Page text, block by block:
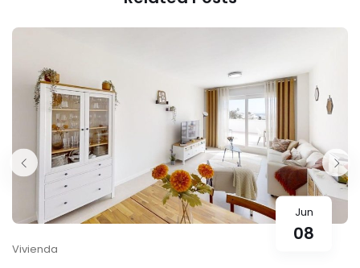
Jun
08
Vivienda